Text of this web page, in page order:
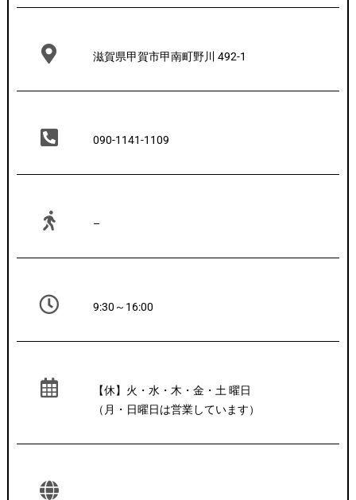
滋賀県甲賀市甲南町野川 492-1
090-1141-1109
–
9:30～16:00
【休】火・水・木・金・土 曜日
（月・日曜日は営業しています）